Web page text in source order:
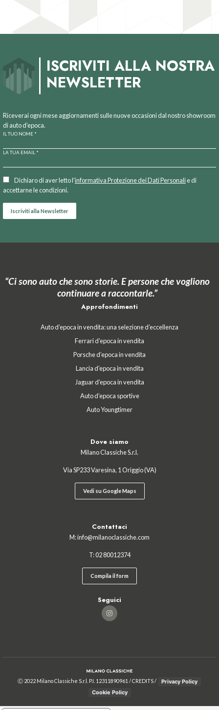
ISCRIVITI ALLA NOSTRA
NEWSLETTER
Riceverai ogni mese aggiornamenti sulle nuove occasioni dal nostro showroom
di auto d’epoca.
IL TUO NOME *
LA TUA EMAIL *
Dichiaro di aver letto l'informativa Protezione dei Dati Personalie di
accettarne le condizioni.
“Ci sono auto che sono storie. E persone che vogliono
continuare a raccontarle.”
Approfondimenti
Auto d’epoca in vendita: una selezione d’eccellenza
Ferrari d’epoca in vendita
Porsche d’epoca in vendita
Lancia d’epoca in vendita
Jaguar d’epoca in vendita
Auto d’epoca sportive
Auto Youngtimer
Dove siamo
Milano Classiche S.r.l.
Via SP233 Varesina, 1 Origgio (VA)
Vedi su Google Maps
Contattaci
M:info@milanoclassiche.com
T:02 ‍80012374
Compila il form
Seguici
Milano Classiche
Ⓒ 2022 Milano Classiche S.r.l. P.I. 12311890961 /CREDITS/
Privacy Policy
Cookie Policy